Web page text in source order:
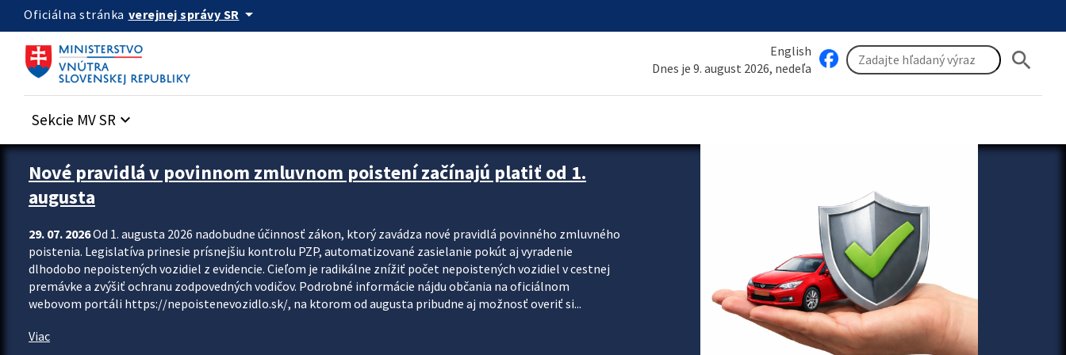
Preskocit na hlavný obsah
Oficiálna stránka verejnej správy SR arrow_drop_down
English
Dnes je 9. august 2026, nedeľa
search
Sekcie MV SR keyboard_arrow_down
Zastavit automatický posun upútavok
Nové pravidlá v povinnom zmluvnom poistení začínajú platiť od 1.
augusta
29. 07. 2026Od 1. augusta 2026 nadobudne účinnosť zákon, ktorý zavádza nové pravidlá povinného zmluvného
poistenia. Legislatíva prinesie prísnejšiu kontrolu PZP, automatizované zasielanie pokút aj vyradenie
dlhodobo nepoistených vozidiel z evidencie. Cieľom je radikálne znížiť počet nepoistených vozidiel v cestnej
premávke a zvýšiť ochranu zodpovedných vodičov. Podrobné informácie nájdu občania na oficiálnom
webovom portáli https://nepoistenevozidlo.sk/, na ktorom od augusta pribudne aj možnosť overiť si...
Viac